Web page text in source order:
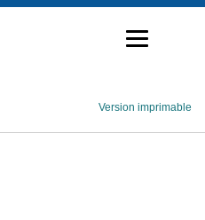
Version imprimable